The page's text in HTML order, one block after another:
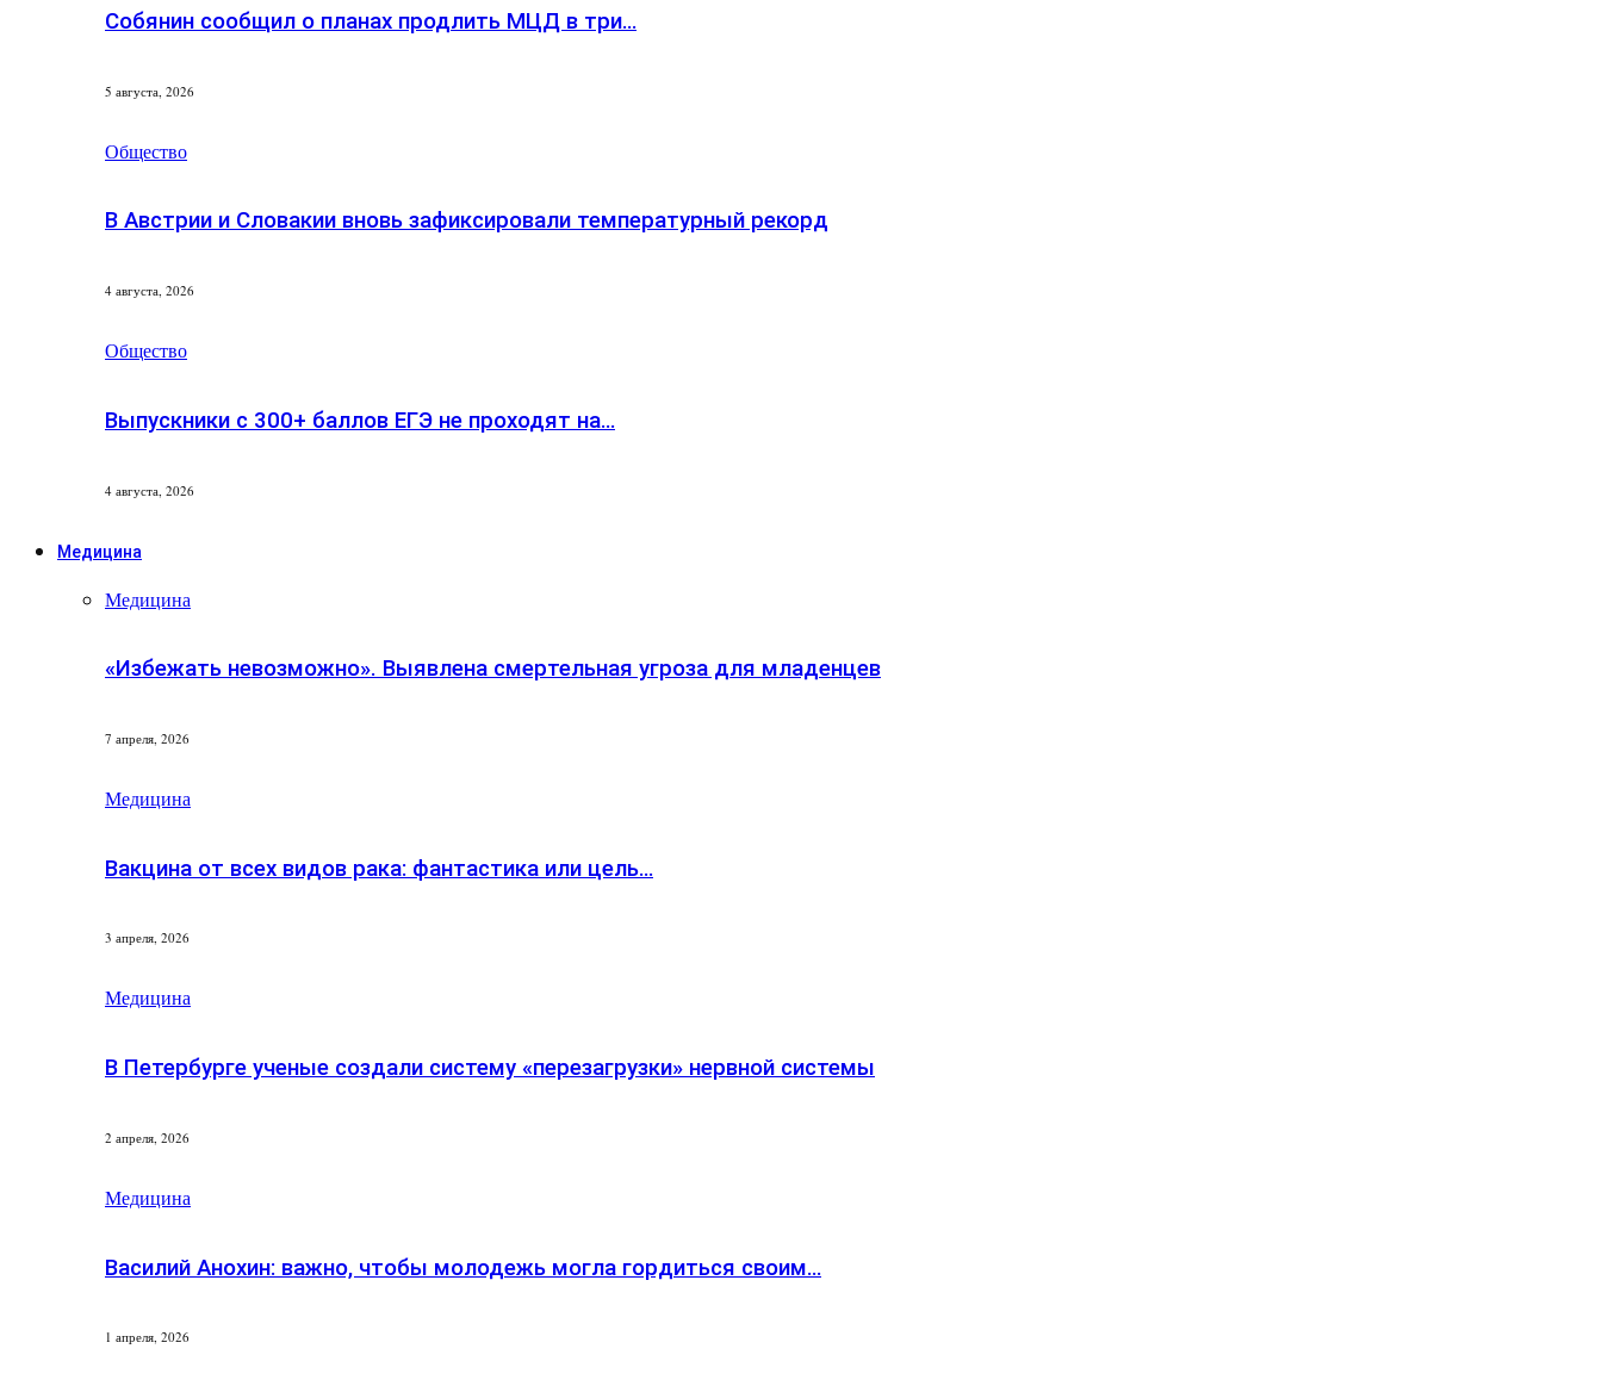
Собянин сообщил о планах продлить МЦД в три…
5 августа, 2026
Общество
В Австрии и Словакии вновь зафиксировали температурный рекорд
4 августа, 2026
Общество
Выпускники с 300+ баллов ЕГЭ не проходят на…
4 августа, 2026
Медицина
Медицина
«Избежать невозможно». Выявлена смертельная угроза для младенцев
7 апреля, 2026
Медицина
Вакцина от всех видов рака: фантастика или цель…
3 апреля, 2026
Медицина
В Петербурге ученые создали систему «перезагрузки» нервной системы
2 апреля, 2026
Медицина
Василий Анохин: важно, чтобы молодежь могла гордиться своим…
1 апреля, 2026